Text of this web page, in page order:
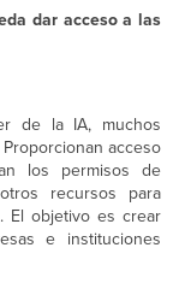
dar acceso a las
de la IA, muchos
acceso
los permisos de
recursos para
El objetivo es crear
e instituciones